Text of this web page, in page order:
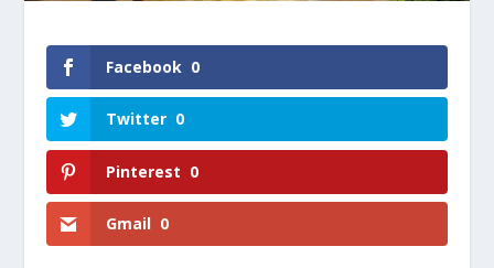
Facebook 0
Twitter 0
Pinterest 0
Gmail 0